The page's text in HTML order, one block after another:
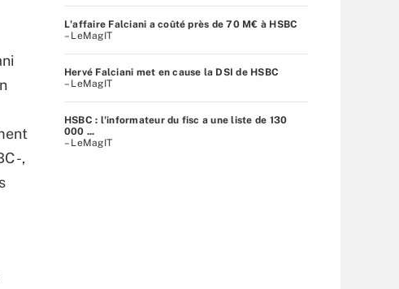
-,
L'affaire Falciani a coûté près de 70 M€ à HSBC
– LeMagIT
Hervé Falciani met en cause la DSI de HSBC
– LeMagIT
HSBC : l'informateur du fisc a une liste de 130
000 ...
– LeMagIT